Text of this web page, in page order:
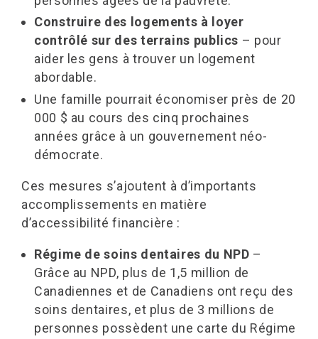
Construire des logements à loyer
contrôlé sur des terrains publics – pour
aider les gens à trouver un logement
abordable.
Une famille pourrait économiser près de 20
000 $ au cours des cinq prochaines
années grâce à un gouvernement néo-
démocrate.
Ces mesures s’ajoutent à d’importants
accomplissements en matière
d’accessibilité financière :
Régime de soins dentaires du NPD –
Grâce au NPD, plus de 1,5 million de
Canadiennes et de Canadiens ont reçu des
soins dentaires, et plus de 3 millions de
personnes possèdent une carte du Régime